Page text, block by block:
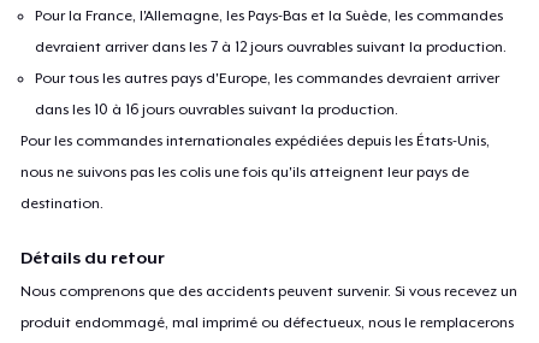
Pour la France, l'Allemagne, les Pays-Bas et la Suède, les commandes
devraient arriver dans les 7 à 12 jours ouvrables suivant la production.
Pour tous les autres pays d'Europe, les commandes devraient arriver
dans les 10 à 16 jours ouvrables suivant la production.
Pour les commandes internationales expédiées depuis les États-Unis,
nous ne suivons pas les colis une fois qu'ils atteignent leur pays de
destination.
Détails du retour
Nous comprenons que des accidents peuvent survenir. Si vous recevez un
produit endommagé, mal imprimé ou défectueux, nous le remplacerons
Women's Boyfriend Tee
23,99 $US
Baby Premium Onesie
18,99 $US
Next Level 3600 | Premium Ring-Spun Cotton T-Shirt
23,99 $US